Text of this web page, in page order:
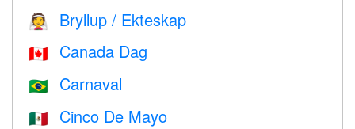
👰 Bryllup / Ekteskap
🇨🇦 Canada Dag
🇧🇷 Carnaval
🇲🇽 Cinco De Mayo